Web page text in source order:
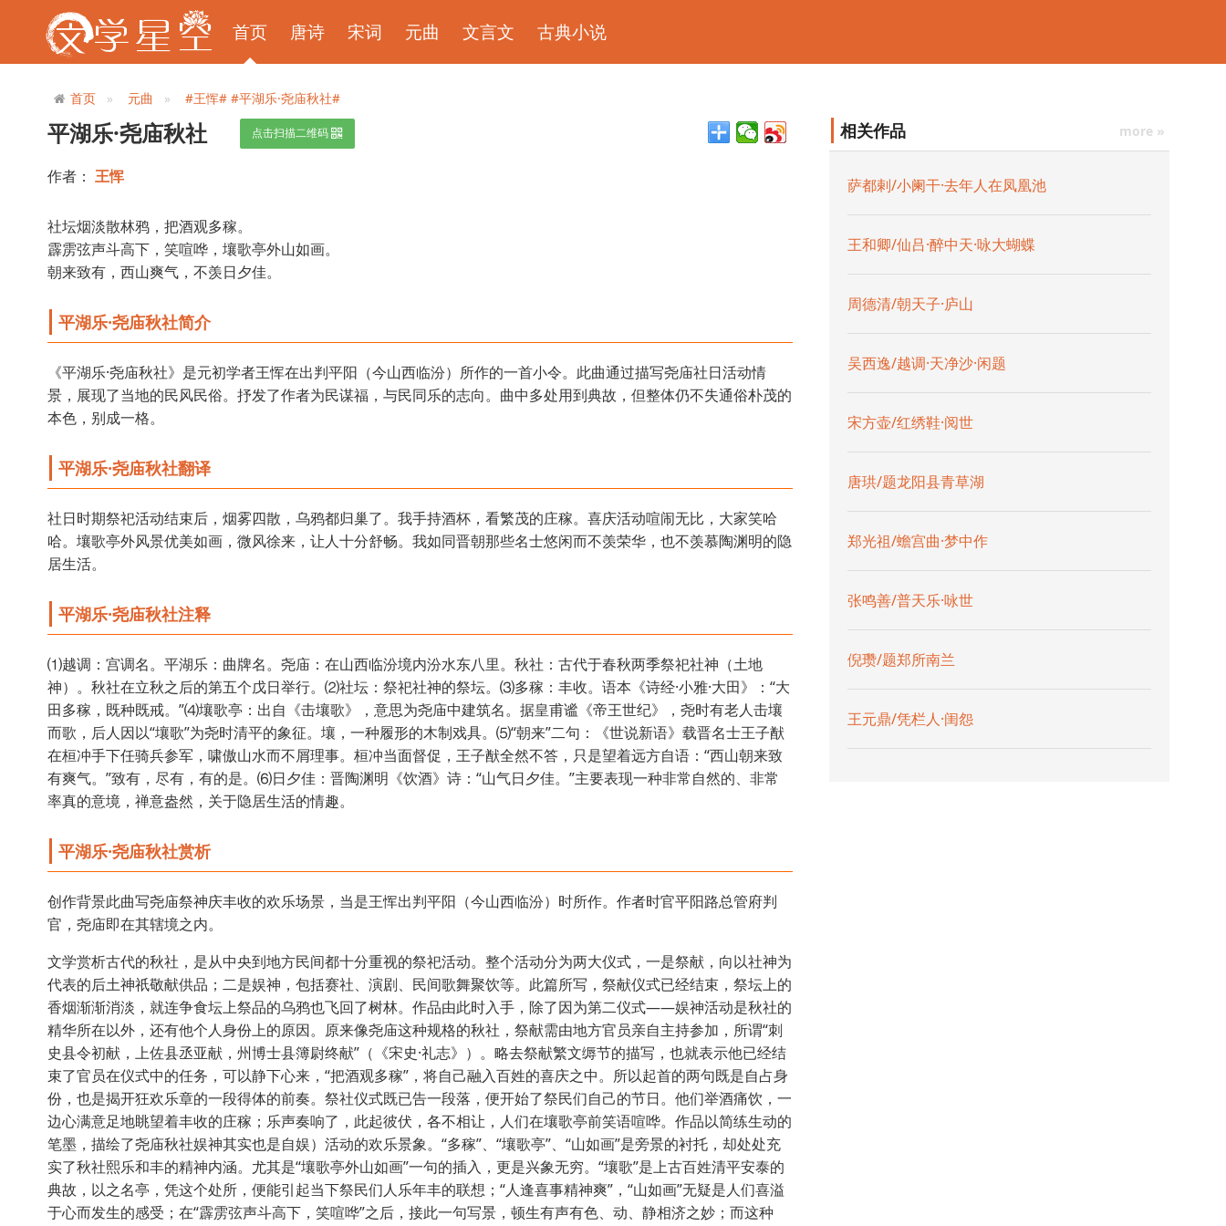
首页 唐诗 宋词 元曲 文言文 古典小说
首页 元曲 #王恽# #平湖乐·尧庙秋社#
平湖乐·尧庙秋社 点击扫描二维码
作者： 王恽
社坛烟淡散林鸦，把酒观多稼。
霹雳弦声斗高下，笑喧哗，壤歌亭外山如画。
朝来致有，西山爽气，不羡日夕佳。
平湖乐·尧庙秋社简介
《平湖乐·尧庙秋社》是元初学者王恽在出判平阳（今山西临汾）所作的一首小令。此曲通过描写尧庙社日活动情
景，展现了当地的民风民俗。抒发了作者为民谋福，与民同乐的志向。曲中多处用到典故，但整体仍不失通俗朴茂的
本色，别成一格。
平湖乐·尧庙秋社翻译
社日时期祭祀活动结束后，烟雾四散，乌鸦都归巢了。我手持酒杯，看繁茂的庄稼。喜庆活动喧闹无比，大家笑哈
哈。壤歌亭外风景优美如画，微风徐来，让人十分舒畅。我如同晋朝那些名士悠闲而不羡荣华，也不羡慕陶渊明的隐
居生活。
平湖乐·尧庙秋社注释
⑴越调：宫调名。平湖乐：曲牌名。尧庙：在山西临汾境内汾水东八里。秋社：古代于春秋两季祭祀社神（土地
神）。秋社在立秋之后的第五个戊日举行。⑵社坛：祭祀社神的祭坛。⑶多稼：丰收。语本《诗经·小雅·大田》：“大
田多稼，既种既戒。”⑷壤歌亭：出自《击壤歌》，意思为尧庙中建筑名。据皇甫谧《帝王世纪》，尧时有老人击壤
而歌，后人因以“壤歌”为尧时清平的象征。壤，一种履形的木制戏具。⑸“朝来”二句：《世说新语》载晋名士王子猷
在桓冲手下任骑兵参军，啸傲山水而不屑理事。桓冲当面督促，王子猷全然不答，只是望着远方自语：“西山朝来致
有爽气。”致有，尽有，有的是。⑹日夕佳：晋陶渊明《饮酒》诗：“山气日夕佳。”主要表现一种非常自然的、非常
率真的意境，禅意盎然，关于隐居生活的情趣。
平湖乐·尧庙秋社赏析
创作背景此曲写尧庙祭神庆丰收的欢乐场景，当是王恽出判平阳（今山西临汾）时所作。作者时官平阳路总管府判
官，尧庙即在其辖境之内。
文学赏析古代的秋社，是从中央到地方民间都十分重视的祭祀活动。整个活动分为两大仪式，一是祭献，向以社神为
代表的后土神祇敬献供品；二是娱神，包括赛社、演剧、民间歌舞聚饮等。此篇所写，祭献仪式已经结束，祭坛上的
香烟渐渐消淡，就连争食坛上祭品的乌鸦也飞回了树林。作品由此时入手，除了因为第二仪式——娱神活动是秋社的
精华所在以外，还有他个人身份上的原因。原来像尧庙这种规格的秋社，祭献需由地方官员亲自主持参加，所谓“刺
史县令初献，上佐县丞亚献，州博士县簿尉终献”（《宋史·礼志》）。略去祭献繁文缛节的描写，也就表示他已经结
束了官员在仪式中的任务，可以静下心来，“把酒观多稼”，将自己融入百姓的喜庆之中。所以起首的两句既是自占身
份，也是揭开狂欢乐章的一段得体的前奏。祭社仪式既已告一段落，便开始了祭民们自己的节日。他们举酒痛饮，一
边心满意足地眺望着丰收的庄稼；乐声奏响了，此起彼伏，各不相让，人们在壤歌亭前笑语喧哗。作品以简练生动的
笔墨，描绘了尧庙秋社娱神其实也是自娱）活动的欢乐景象。“多稼”、“壤歌亭”、“山如画”是旁景的衬托，却处处充
实了秋社熙乐和丰的精神内涵。尤其是“壤歌亭外山如画”一句的插入，更是兴象无穷。“壤歌”是上古百姓清平安泰的
典故，以之名亭，凭这个处所，便能引起当下祭民们人乐年丰的联想；“人逢喜事精神爽”，“山如画”无疑是人们喜溢
于心而发生的感受；在“霹雳弦声斗高下，笑喧哗”之后，接此一句写景，顿生有声有色、动、静相济之妙；而这种
相关作品 more »
萨都剌/小阑干·去年人在凤凰池
王和卿/仙吕·醉中天·咏大蝴蝶
周德清/朝天子·庐山
吴西逸/越调·天净沙·闲题
宋方壶/红绣鞋·阅世
唐珙/题龙阳县青草湖
郑光祖/蟾宫曲·梦中作
张鸣善/普天乐·咏世
倪瓒/题郑所南兰
王元鼎/凭栏人·闺怨